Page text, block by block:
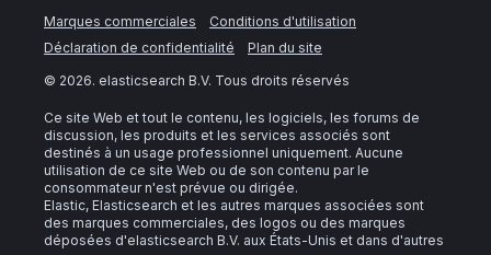
Marques commerciales
Conditions d'utilisation
Déclaration de confidentialité
Plan du site
© 2026. elasticsearch B.V. Tous droits réservés
Ce site Web et tout le contenu, les logiciels, les forums de
discussion, les produits et les services associés sont
destinés à un usage professionnel uniquement. Aucune
utilisation de ce site Web ou de son contenu par le
consommateur n'est prévue ou dirigée.
Elastic, Elasticsearch et les autres marques associées sont
des marques commerciales, des logos ou des marques
déposées d'elasticsearch B.V. aux États-Unis et dans d'autres